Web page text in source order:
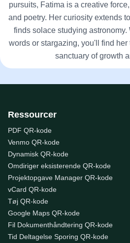
pursuits, Fatima is a creative
and poetry. Her curiosity extends
finds solace studying astronomy.
words or stargazing, you'll find
sanctuary of growth
Ressourcer
PDF QR-kode
Venmo QR-kode
Dynamisk QR-kode
Omdiriger eksisterende QR-kode
Projektopgave Manager QR-kode
vCard QR-kode
Tøj QR-kode
Google Maps QR-kode
Fil Dokumenthåndtering QR-kode
Tid Deltagelse Sporing QR-kode